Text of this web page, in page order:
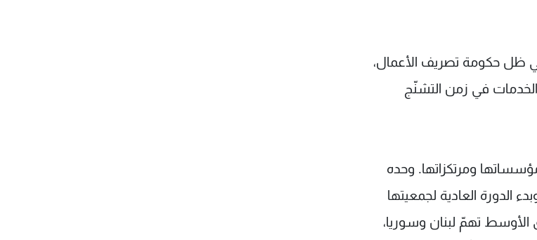
ظل حكومة تصريف الأعمال،
في زمن التشنّج
ومرتكزاتها. وحده
الدورة العادية لجمعيتها
تهمّ لبنان وسوريا،